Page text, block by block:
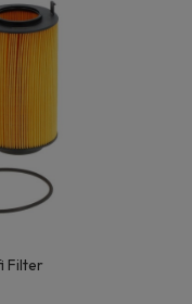
Filter